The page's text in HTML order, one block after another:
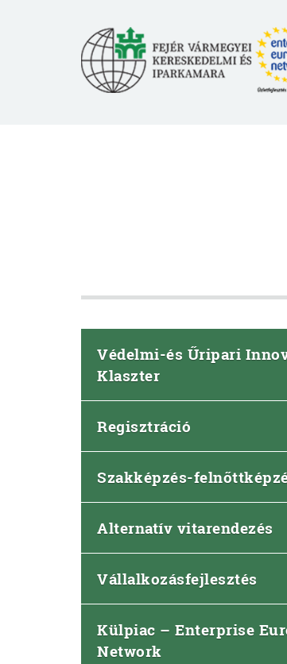
Védelmi-és Űripari
Klaszter
Regisztráció
Szakképzés-
Alternatív vitarendezés
Vállalkozásfejlesztés
Külpiac – Enterprise
Network